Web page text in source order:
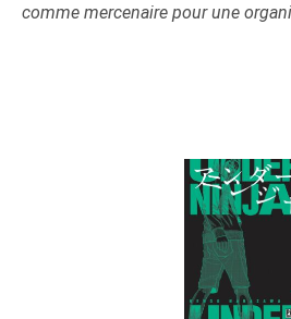
comme mercenaire pour une